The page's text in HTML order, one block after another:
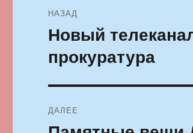
по
записям
НАЗАД
Предыдущая
Новый
прокуратура
ДАЛЕЕ
Следующая